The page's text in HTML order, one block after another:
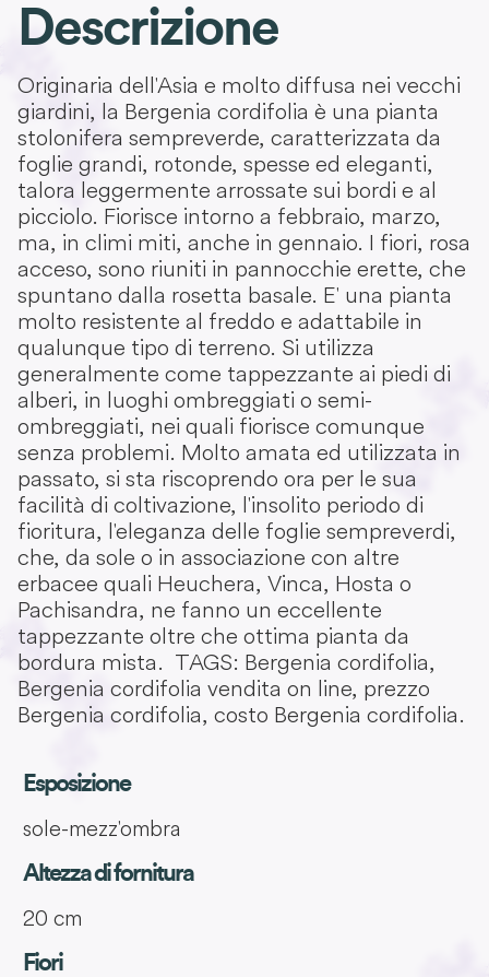
Descrizione
Originaria dell'Asia e molto diffusa nei vecchi
giardini, la Bergenia cordifolia è una pianta
stolonifera sempreverde, caratterizzata da
foglie grandi, rotonde, spesse ed eleganti,
talora leggermente arrossate sui bordi e al
picciolo. Fiorisce intorno a febbraio, marzo,
ma, in climi miti, anche in gennaio. I fiori, rosa
acceso, sono riuniti in pannocchie erette, che
spuntano dalla rosetta basale. E' una pianta
molto resistente al freddo e adattabile in
qualunque tipo di terreno. Si utilizza
generalmente come tappezzante ai piedi di
alberi, in luoghi ombreggiati o semi-
ombreggiati, nei quali fiorisce comunque
senza problemi. Molto amata ed utilizzata in
passato, si sta riscoprendo ora per le sua
facilità di coltivazione, l'insolito periodo di
fioritura, l'eleganza delle foglie sempreverdi,
che, da sole o in associazione con altre
erbacee quali Heuchera, Vinca, Hosta o
Pachisandra, ne fanno un eccellente
tappezzante oltre che ottima pianta da
bordura mista. TAGS: Bergenia cordifolia,
Bergenia cordifolia vendita on line, prezzo
Bergenia cordifolia, costo Bergenia cordifolia.
Esposizione
sole-mezz'ombra
Altezza di fornitura
20 cm
Fiori